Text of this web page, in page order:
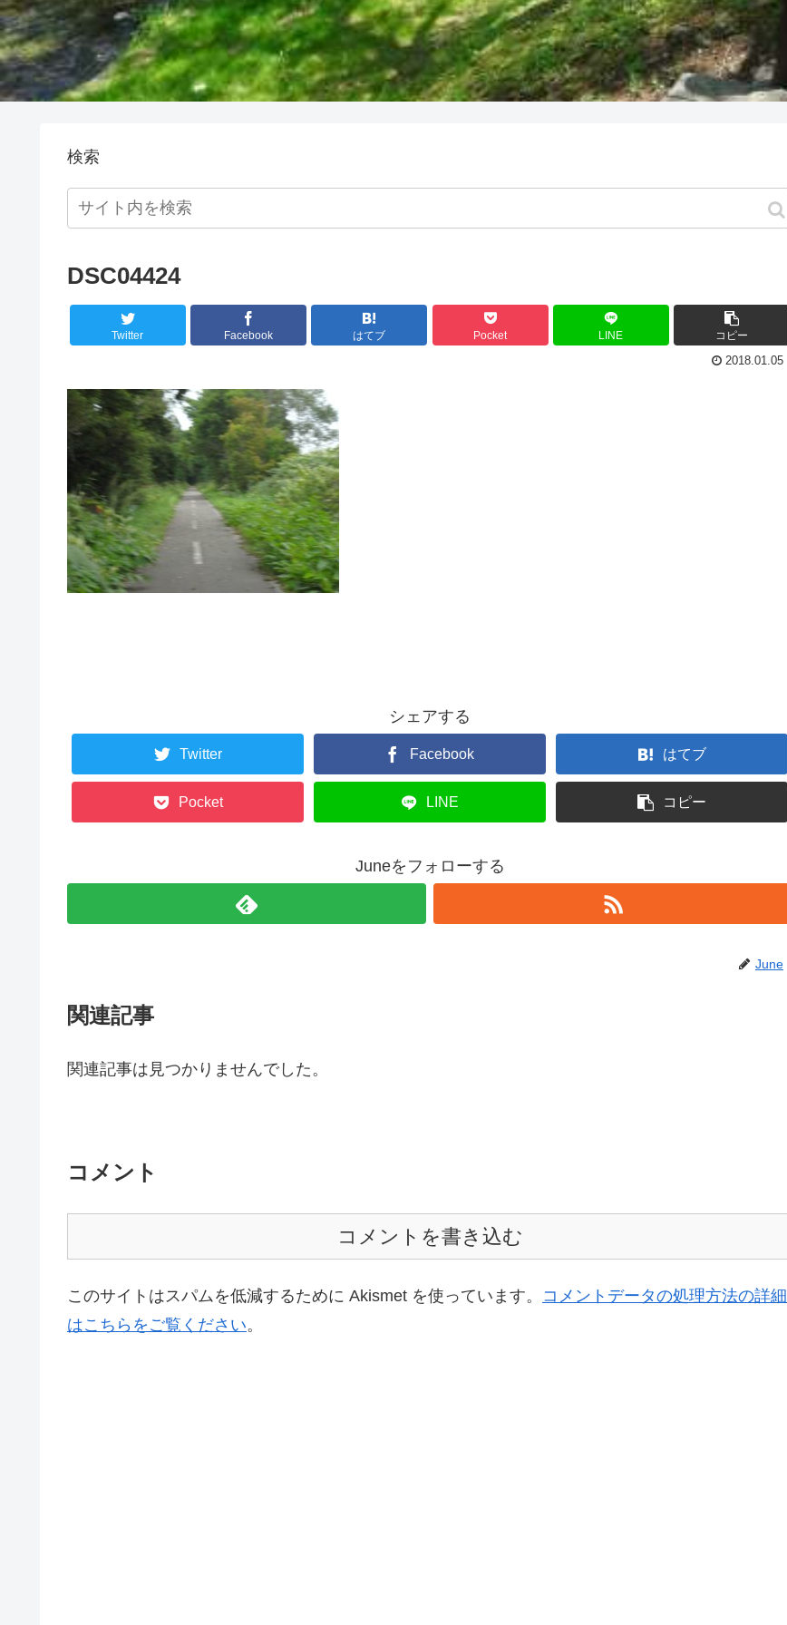
検索
DSC04424
Twitter Facebook はてブ Pocket LINE コピー
2018.01.05
シェアする
Twitter Facebook はてブ
Pocket LINE コピー
Juneをフォローする
June
関連記事
関連記事は見つかりませんでした。
コメント
コメントを書き込む
このサイトはスパムを低減するために Akismet を使っています。 コメントデータの処理方法の詳細
はこちらをご覧ください。